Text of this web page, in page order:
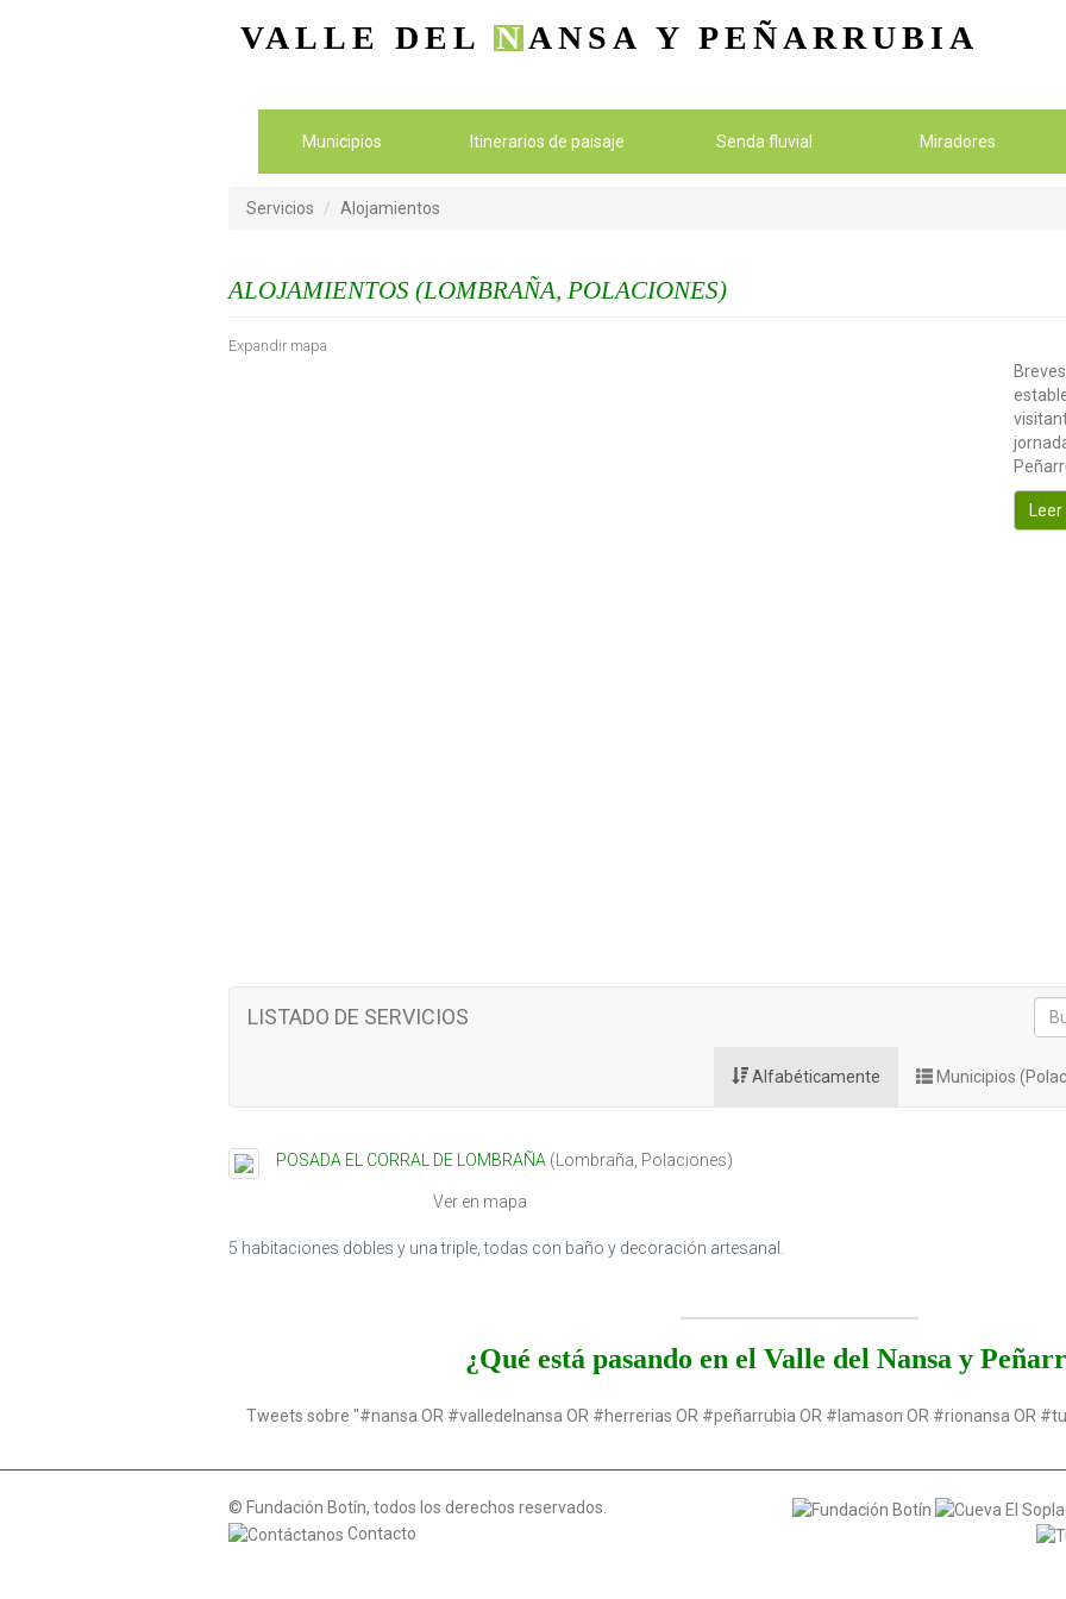
VALLE DEL NANSA Y PEÑARRUBIA
Municipios Itinerarios de paisaje Senda fluvial Miradores
Servicios Alojamientos
ALOJAMIENTOS (LOMBRAÑA, POLACIONES)
Expandir mapa
LISTADO DE SERVICIOS
Alfabéticamente Municipios
POSADA EL CORRAL DE LOMBRAÑA ( Lombraña Polaciones)
Ver en mapa
5 habitaciones dobles y una triple, todas con baño y decoración artesanal.
¿Qué está pasando en el Valle del Nansa y
Tweets sobre "#nansa OR #valledelnansa OR #herrerias OR #peñarrubia OR #lamason OR #rionansa OR
© Fundación Botín, todos los derechos reservados.
Contacto